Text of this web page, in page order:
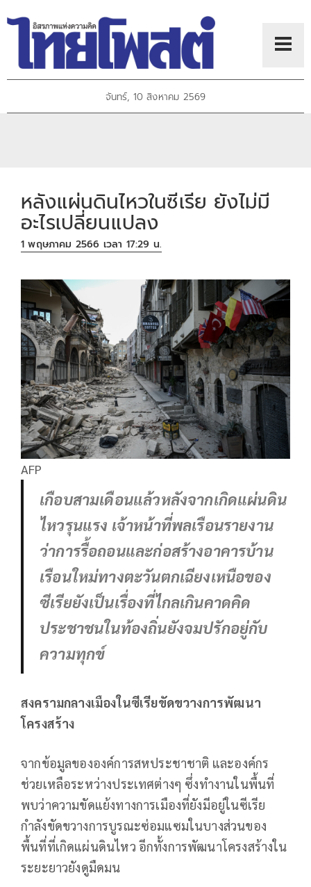
จันทร์, 10 สิงหาคม 2569
หลังแผ่นดินไหวในซีเรีย ยังไม่มี
อะไรเปลี่ยนแปลง
1 พฤษภาคม 2566 เวลา 17:29 น.
AFP
เกือบสามเดือนแล้วหลังจากเกิดแผ่นดิน
ไหวรุนแรง เจ้าหน้าที่พลเรือนรายงาน
ว่าการรื้อถอนและก่อสร้างอาคารบ้าน
เรือนใหม่ทางตะวันตกเฉียงเหนือของ
ซีเรียยังเป็นเรื่องที่ไกลเกินคาดคิด
ประชาชนในท้องถิ่นยังจมปรักอยู่กับ
ความทุกข์
สงครามกลางเมืองในซีเรียขัดขวางการพัฒนา
โครงสร้าง
จากข้อมูลขององค์การสหประชาชาติ และองค์กร
ช่วยเหลือระหว่างประเทศต่างๆ ซึ่งทำงานในพื้นที่
พบว่าความขัดแย้งทางการเมืองที่ยังมีอยู่ในซีเรีย
กำลังขัดขวางการบูรณะซ่อมแซมในบางส่วนของ
พื้นที่ที่เกิดแผ่นดินไหว อีกทั้งการพัฒนาโครงสร้างใน
ระยะยาวยังดูมืดมน